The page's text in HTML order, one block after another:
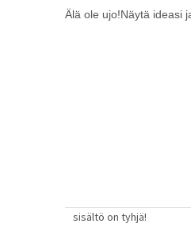
Älä ole ujo!Näytä ideasi
sisältö on tyhjä!